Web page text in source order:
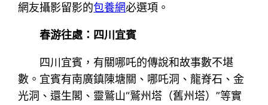
網友攝影留影的包養網必選項。
春游往處：四川宜賓
四川宜賓，有關哪吒的傳說和故事數不堪
數。宜賓有南廣鎮陳塘關、哪吒洞、龍脊石、金
光洞、還生閣、靈鷲山“鷲州塔（舊州塔）”等實